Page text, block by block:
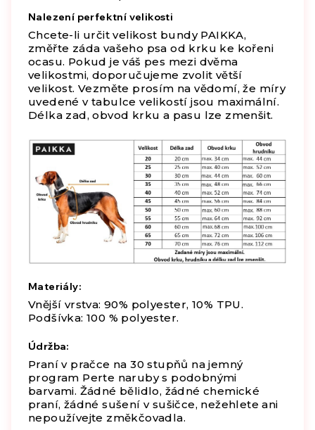
Nalezení perfektní velikosti
Chcete-li určit velikost bundy PAIKKA,
změřte záda vašeho psa od krku ke kořeni
ocasu. Pokud je váš pes mezi dvěma
velikostmi, doporučujeme zvolit větší
velikost. Vezměte prosím na vědomí, že míry
uvedené v tabulce velikostí jsou maximální.
Délka zad, obvod krku a pasu lze zmenšit.
Materiály:
Vnější vrstva: 90% polyester, 10% TPU.
Podšívka: 100 % polyester.
Údržba:
Praní v pračce na 30 stupňů na jemný
program Perte naruby s podobnými
barvami. Žádné bělidlo, žádné chemické
praní, žádné sušení v sušičce, nežehlete ani
nepoužívejte změkčovadla.